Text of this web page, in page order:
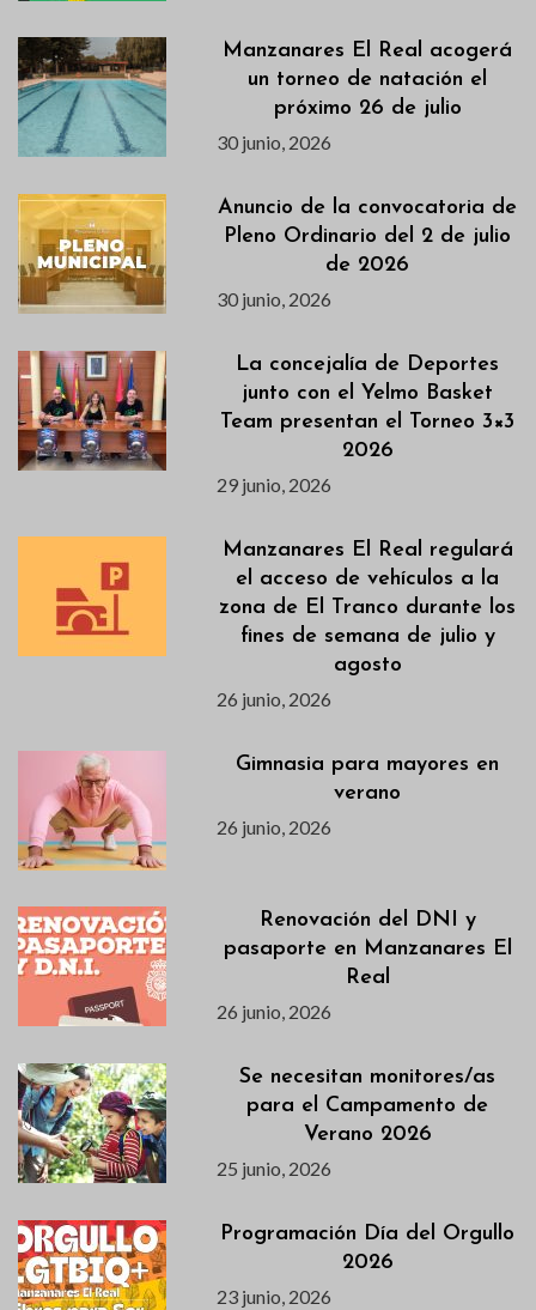
Manzanares El Real acogerá
un torneo de natación el
próximo 26 de julio
30 junio, 2026
Anuncio de la convocatoria de
Pleno Ordinario del 2 de julio
de 2026
30 junio, 2026
La concejalía de Deportes
junto con el Yelmo Basket
Team presentan el Torneo 3×3
2026
29 junio, 2026
Manzanares El Real regulará
el acceso de vehículos a la
zona de El Tranco durante los
fines de semana de julio y
agosto
26 junio, 2026
Gimnasia para mayores en
verano
26 junio, 2026
Renovación del DNI y
pasaporte en Manzanares El
Real
26 junio, 2026
Se necesitan monitores/as
para el Campamento de
Verano 2026
25 junio, 2026
Programación Día del Orgullo
2026
23 junio, 2026